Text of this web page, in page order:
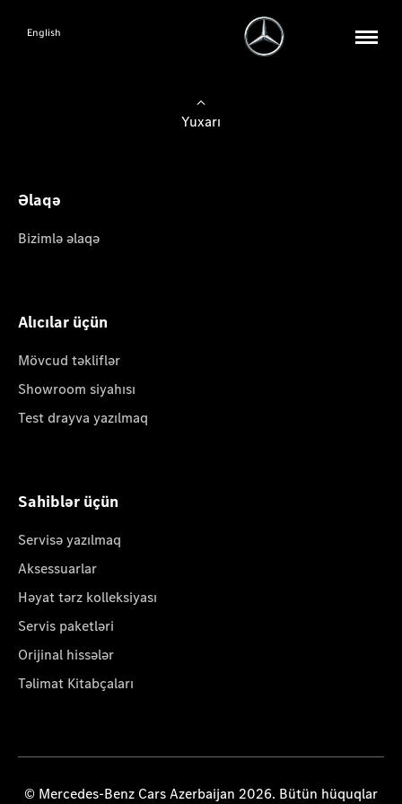
English
Yuxarı
Əlaqə
Bizimlə əlaqə
Alıcılar üçün
Mövcud təkliflər
Showroom siyahısı
Test drayva yazılmaq
Sahiblər üçün
Servisə yazılmaq
Aksessuarlar
Həyat tərz kolleksiyası
Servis paketləri
Orijinal hissələr
Təlimat Kitabçaları
© Mercedes-Benz Cars Azerbaijan 2026. Bütün hüquqlar